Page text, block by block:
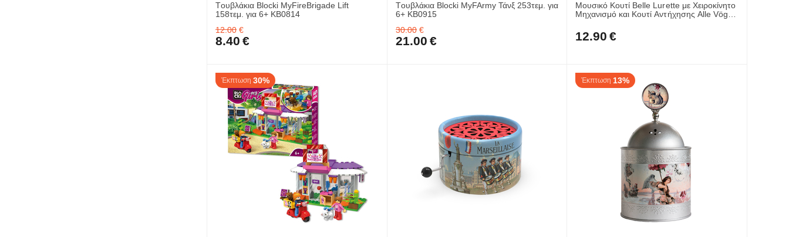
Tουβλάκια Blocki MyFireBrigade Lift
158τεμ. για 6+ KB0814
12.00 €
8.40 €
Tουβλάκια Blocki MyFArmy Τάνξ 253τεμ. για
6+ KB0915
30.00 €
21.00 €
Μουσικό Κουτί Belle Lurette με Χειροκίνητο
Μηχανισμό και Κουτί Αντήχησης Alle Vögel
12.90 €
Έκπτωση 30% Έκπτωση 13%